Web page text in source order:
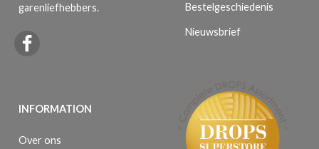
garenliefhebbers.
INFORMATION
Over ons
Bestelgeschiedenis
Nieuwsbrief